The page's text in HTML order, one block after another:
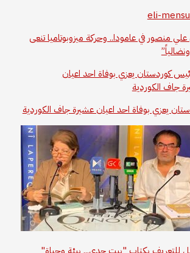
علي منصور في عامودا.. وحركة ميزوبوتاميا تنعى
يعزي بوفاة احد اعيان عشيرة جاف الكوردية